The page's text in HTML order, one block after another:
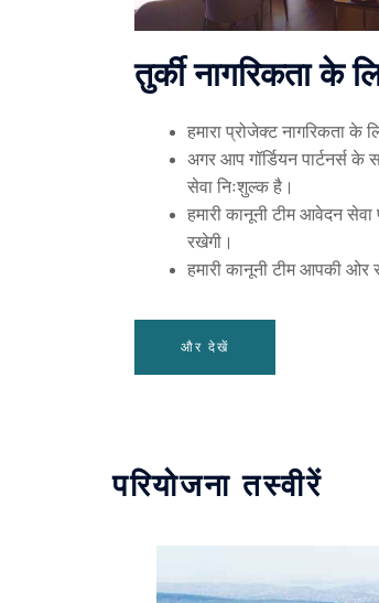
तुर्की नागरिकता के
हमारा प्रोजेक्ट नागरिकता के
अगर आप गॉर्डियन पार्टनर्स
सेवा निःशुल्क है।
हमारी कानूनी टीम आवेदन
रखेगी।
हमारी कानूनी टीम आपकी ओर
और देखें
परियोजना तस्वीरें